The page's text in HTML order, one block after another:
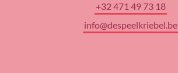
+32 471 49 73 18
info@despeelkriebel.be